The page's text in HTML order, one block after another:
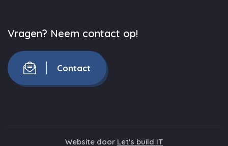
Vragen? Neem contact op!
Contact
Website door Let's build IT